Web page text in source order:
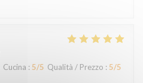
Cucina : 5/5 Qualità / Prezzo : 5/5